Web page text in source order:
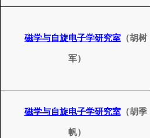
磁学与自旋电子学研究室（胡树
军）
磁学与自旋电子学研究室（胡季
帆）